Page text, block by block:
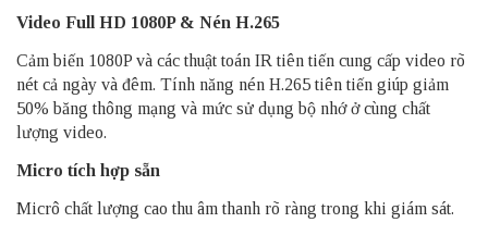
Video Full HD 1080P & Nén H.265
Cảm biến 1080P và các thuật toán IR tiên tiến cung cấp video rõ
nét cả ngày và đêm. Tính năng nén H.265 tiên tiến giúp giảm
50% băng thông mạng và mức sử dụng bộ nhớ ở cùng chất
lượng video.
Micro tích hợp sẵn
Micrô chất lượng cao thu âm thanh rõ ràng trong khi giám sát.